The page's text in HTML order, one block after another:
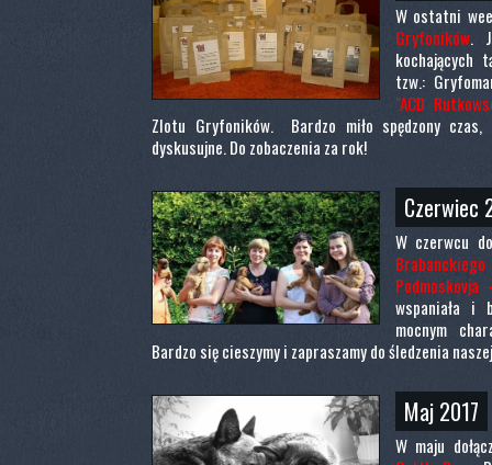
W ostatni
Gryfoników.
kochających
tzw.:
"ACD
Zlotu Gryfoników. Bardzo miło spędzony
dyskusujne. Do zobaczenia za rok!
Czerwiec
W czerwcu
wspaniała i
mocnym
Bardzo się cieszymy i zapraszamy do śledzenia
Maj 2017
W maju